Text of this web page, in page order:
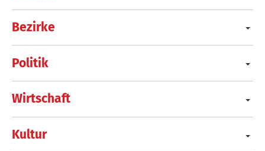
Bezirke
Politik
Wirtschaft
Kultur